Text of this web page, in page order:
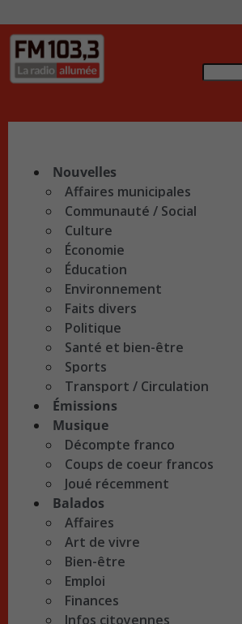
Nouvelles
Affaires municipales
Communauté / Social
Culture
Économie
Éducation
Environnement
Faits divers
Politique
Santé et bien-être
Sports
Transport / Circulation
Émissions
Musique
Décompte franco
Coups de coeur francos
Joué récemment
Balados
Affaires
Art de vivre
Bien-être
Emploi
Finances
Infos citoyennes